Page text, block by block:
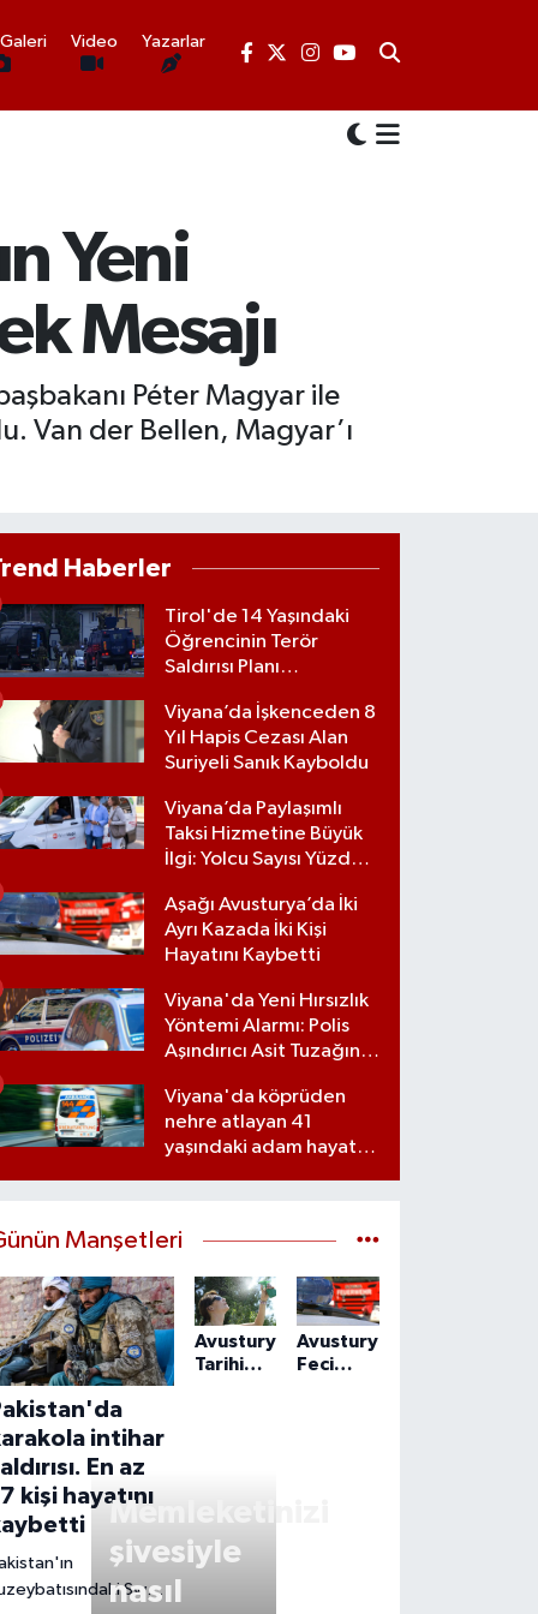
Video Yazarlar
Yeni
Mesajı
Péter Magyar ile
Van der Bellen, Magyar’ı
Haberler
Tirol'de 14 Yaşındaki
Öğrencinin Terör
Saldırısı Planı
Viyana’da İşkenceden 8
Yıl Hapis Cezası Alan
Suriyeli Sanık Kayboldu
Viyana’da Paylaşımlı
Taksi Hizmetine Büyük
İlgi: Yolcu Sayısı Yüzde
Aşağı Avusturya’da İki
Ayrı Kazada İki Kişi
Hayatını Kaybetti
Viyana'da Yeni Hırsızlık
Yöntemi Alarmı: Polis
Aşındırıcı Asit Tuzağına
Viyana'da köprüden
nehre atlayan 41
yaşındaki adam hayatını
Manşetleri
intihar
En az
kişi hayatını
Swat
Avusturya
Tarihi
Avusturya’da
Feci
Memleketinizi
şivesiyle
nasıl